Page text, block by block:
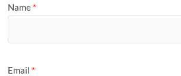
Name *
Email *